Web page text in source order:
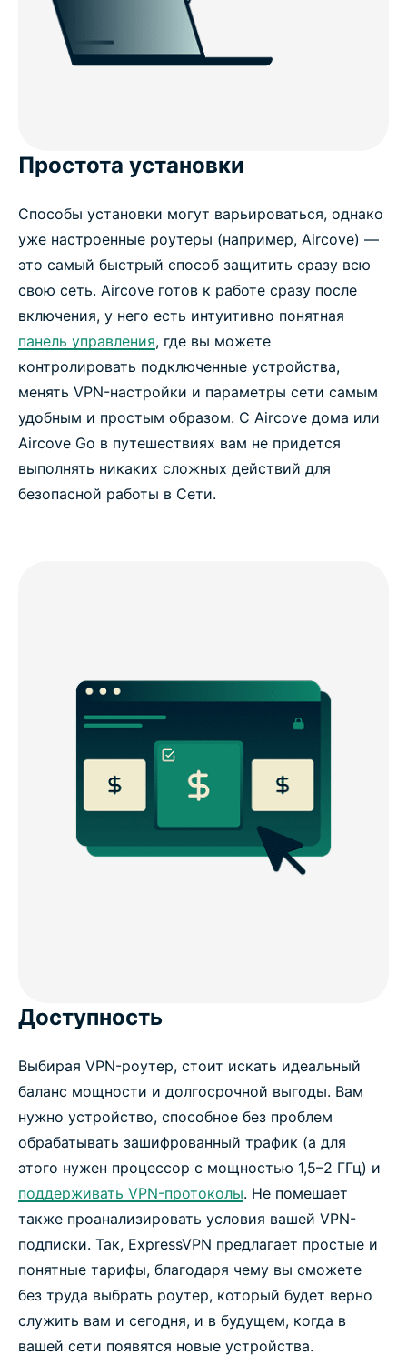
Простота установки
Способы установки могут варьироваться, однако
уже настроенные роутеры (например, Aircove) —
это самый быстрый способ защитить сразу всю
свою сеть. Aircove готов к работе сразу после
включения, у него есть интуитивно понятная
панель управления, где вы можете
контролировать подключенные устройства,
менять VPN-настройки и параметры сети самым
удобным и простым образом. С Aircove дома или
Aircove Go в путешествиях вам не придется
выполнять никаких сложных действий для
безопасной работы в Сети.
Доступность
Выбирая VPN-роутер, стоит искать идеальный
баланс мощности и долгосрочной выгоды. Вам
нужно устройство, способное без проблем
обрабатывать зашифрованный трафик (а для
этого нужен процессор с мощностью 1,5–2 ГГц) и
поддерживать VPN-протоколы. Не помешает
также проанализировать условия вашей VPN-
подписки. Так, ExpressVPN предлагает простые и
понятные тарифы, благодаря чему вы сможете
без труда выбрать роутер, который будет верно
служить вам и сегодня, и в будущем, когда в
вашей сети появятся новые устройства.